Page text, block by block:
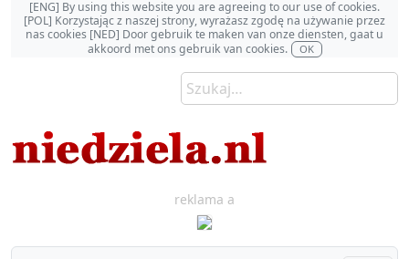
[ENG] By using this website you are agreeing to our use of cookies.
[POL] Korzystając z naszej strony, wyrażasz zgodę na używanie przez
nas cookies [NED] Door gebruik te maken van onze diensten, gaat u
akkoord met ons gebruik van cookies.
OK
reklama a